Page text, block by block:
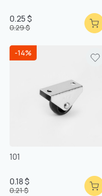
0.25 $
0.29 $
-14%
101
0.18 $
0.21 $